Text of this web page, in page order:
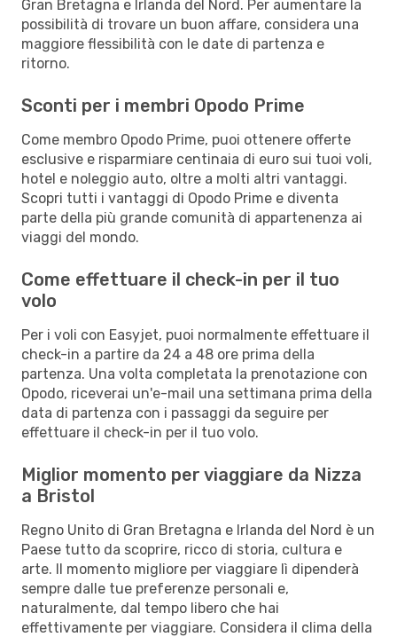
Gran Bretagna e Irlanda del Nord. Per aumentare la
possibilità di trovare un buon affare, considera una
maggiore flessibilità con le date di partenza e
ritorno.
Sconti per i membri Opodo Prime
Come membro Opodo Prime, puoi ottenere offerte
esclusive e risparmiare centinaia di euro sui tuoi voli,
hotel e noleggio auto, oltre a molti altri vantaggi.
Scopri tutti i vantaggi di Opodo Prime e diventa
parte della più grande comunità di appartenenza ai
viaggi del mondo.
Come effettuare il check-in per il tuo
volo
Per i voli con Easyjet, puoi normalmente effettuare il
check-in a partire da 24 a 48 ore prima della
partenza. Una volta completata la prenotazione con
Opodo, riceverai un'e-mail una settimana prima della
data di partenza con i passaggi da seguire per
effettuare il check-in per il tuo volo.
Miglior momento per viaggiare da Nizza
a Bristol
Regno Unito di Gran Bretagna e Irlanda del Nord è un
Paese tutto da scoprire, ricco di storia, cultura e
arte. Il momento migliore per viaggiare lì dipenderà
sempre dalle tue preferenze personali e,
naturalmente, dal tempo libero che hai
effettivamente per viaggiare. Considera il clima della